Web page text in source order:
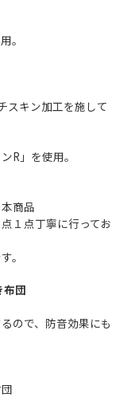
。
スキン加工を施して
R」を使用。
商品
１点丁寧に行ってお
。
団
ので、防音効果にも